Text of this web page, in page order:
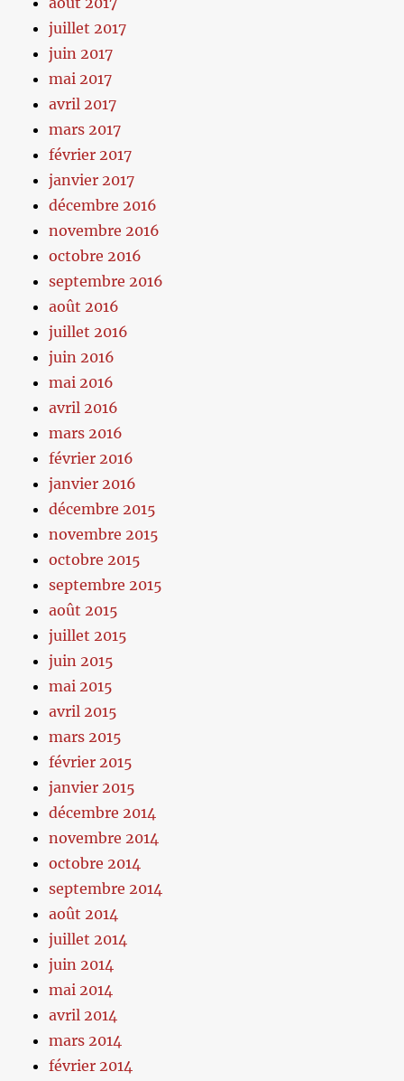
juillet 2017
juin 2017
mai 2017
avril 2017
mars 2017
février 2017
janvier 2017
décembre 2016
novembre 2016
octobre 2016
septembre 2016
août 2016
juillet 2016
juin 2016
mai 2016
avril 2016
mars 2016
février 2016
janvier 2016
décembre 2015
novembre 2015
octobre 2015
septembre 2015
août 2015
juillet 2015
juin 2015
mai 2015
avril 2015
mars 2015
février 2015
janvier 2015
décembre 2014
novembre 2014
octobre 2014
septembre 2014
août 2014
juillet 2014
juin 2014
mai 2014
avril 2014
mars 2014
février 2014